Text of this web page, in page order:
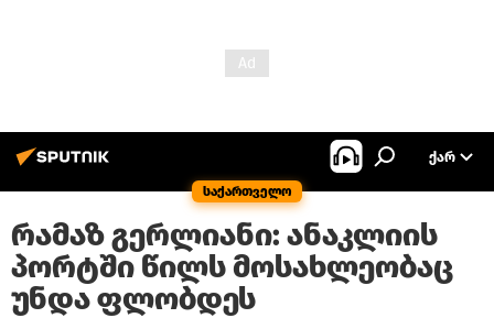
საქართველო
ᲥᲐᲠ
რამაზ გერლიანი: ანაკლიის
პორტში წილს მოსახლეობაც
უნდა ფლობდეს